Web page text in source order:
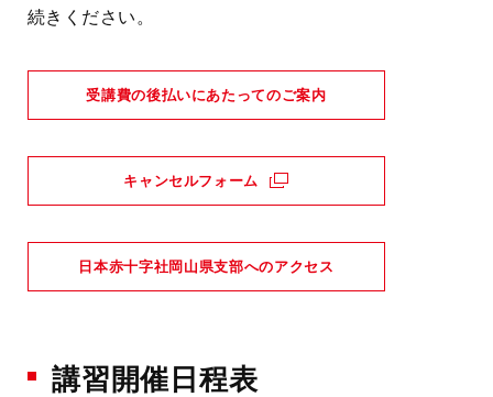
続きください。
受講費の後払いにあたってのご案内
キャンセルフォーム
日本赤十字社岡山県支部へのアクセス
講習開催日程表